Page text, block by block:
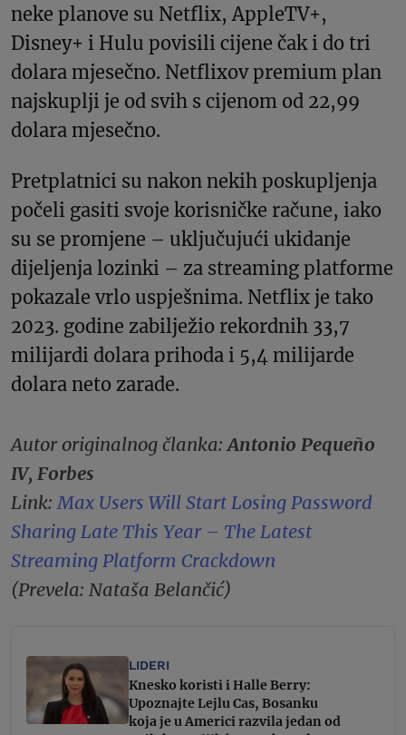
neke planove su Netflix, AppleTV+,
Disney+ i Hulu povisili cijene čak i do tri
dolara mjesečno. Netflixov premium plan
najskuplji je od svih s cijenom od 22,99
dolara mjesečno.
Pretplatnici su nakon nekih poskupljenja
počeli gasiti svoje korisničke račune, iako
su se promjene – uključujući ukidanje
dijeljenja lozinki – za streaming platforme
pokazale vrlo uspješnima. Netflix je tako
2023. godine zabilježio rekordnih 33,7
milijardi dolara prihoda i 5,4 milijarde
dolara neto zarade.
Autor originalnog članka: Antonio Pequeño
IV, Forbes
Link: Max Users Will Start Losing Password
Sharing Late This Year – The Latest
Streaming Platform Crackdown
(Prevela: Nataša Belančić)
LIDERI
Knesko koristi i Halle Berry:
Upoznajte Lejlu Cas, Bosanku
koja je u Americi razvila jedan od